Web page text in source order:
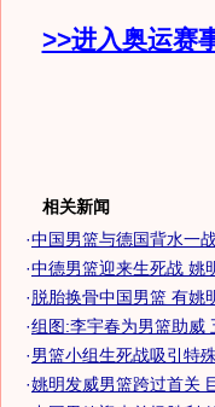
>>进入奥运赛
相关新闻
·中国男篮与德国背水一
·中德男篮迎来生死战 姚
·脱胎换骨中国男篮 有姚
·组图:李宇春为男篮助威
·男篮小组生死战吸引特
·姚明发威男篮跨过首关